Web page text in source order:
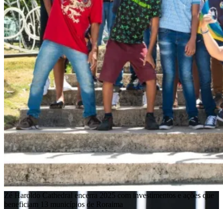
Zé Haroldo Cathedral encerra 2025 com investimentos e ações que
beneficiam 13 municípios de Roraima